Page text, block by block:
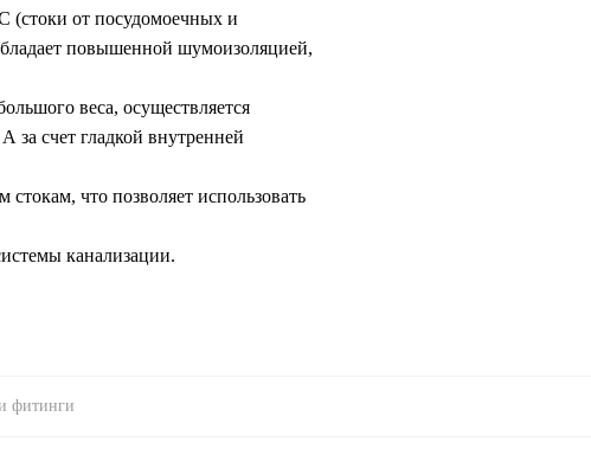
(стоки от посудомоечных и
повышенной шумоизоляцией,
веса, осуществляется
счет гладкой внутренней
что позволяет использовать
канализации.
фитинги